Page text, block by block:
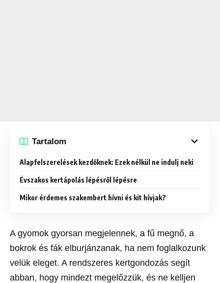
Tartalom
Alapfelszerelések kezdőknek: Ezek nélkül ne indulj neki
Évszakos kertápolás lépésről lépésre
Mikor érdemes szakembert hívni és kit hívjak?
A gyomok gyorsan megjelennek, a fű megnő, a
bokrok és fák elburjánzanak, ha nem foglalkozunk
velük eleget. A rendszeres kertgondozás segít
abban, hogy mindezt megelőzzük, és ne kelljen